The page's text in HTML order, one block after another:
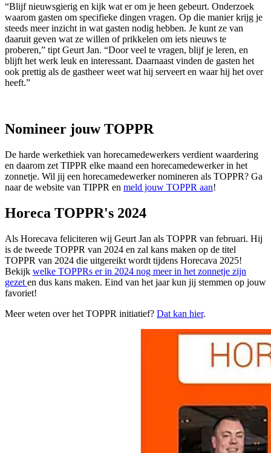
“Blijf nieuwsgierig en kijk wat er om je heen gebeurt. Onderzoek
waarom gasten om specifieke dingen vragen. Op die manier krijg je
steeds meer inzicht in wat gasten nodig hebben. Je kunt ze van
daaruit geven wat ze willen of prikkelen om iets nieuws te
proberen,” tipt Geurt Jan. “Door veel te vragen, blijf je leren, en
blijft het werk leuk en interessant. Daarnaast vinden de gasten het
ook prettig als de gastheer weet wat hij serveert en waar hij het over
heeft.”
Nomineer jouw TOPPR
De harde werkethiek van horecamedewerkers verdient waardering
en daarom zet TIPPR elke maand een horecamedewerker in het
zonnetje. Wil jij een horecamedewerker nomineren als TOPPR? Ga
naar de website van TIPPR en meld jouw TOPPR aan!
Horeca TOPPR's 2024
Als Horecava feliciteren wij Geurt Jan als TOPPR van februari. Hij
is de tweede TOPPR van 2024 en zal kans maken op de titel
TOPPR van 2024 die uitgereikt wordt tijdens Horecava 2025!
Bekijk welke TOPPRs er in 2024 nog meer in het zonnetje zijn
gezet en dus kans maken. Eind van het jaar kun jij stemmen op jouw
favoriet!
Meer weten over het TOPPR initiatief? Dat kan hier.